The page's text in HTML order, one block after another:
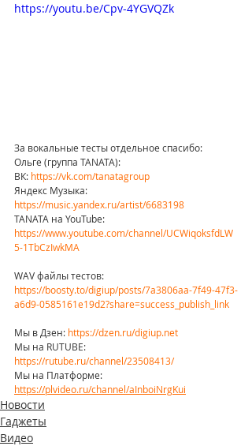
https://youtu.be/Cpv-4YGVQZk
За вокальные тесты отдельное спасибо:
Ольге (группа TANATA):
ВК: https://vk.com/tanatagroup
Яндекс Музыка:
https://music.yandex.ru/artist/6683198
TANATA на YouTube:
https://www.youtube.com/channel/UCWiqoksfdLW
5-1TbCzIwkMA
WAV файлы тестов:
https://boosty.to/digiup/posts/7a3806aa-7f49-47f3-
a6d9-0585161e19d2?share=success_publish_link
Мы в Дзен: https://dzen.ru/digiup.net
Мы на RUTUBE:
https://rutube.ru/channel/23508413/
Мы на Платформе:
https://plvideo.ru/channel/aInboiNrgKui
Новости
Гаджеты
Видео